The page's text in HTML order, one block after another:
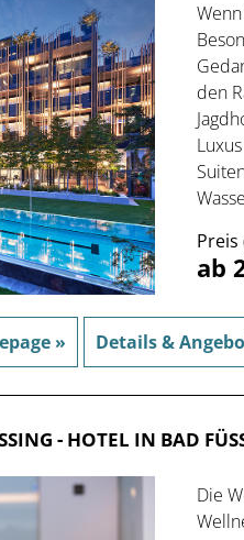
den
ab
» Details &
- HOTEL IN BAD
Die